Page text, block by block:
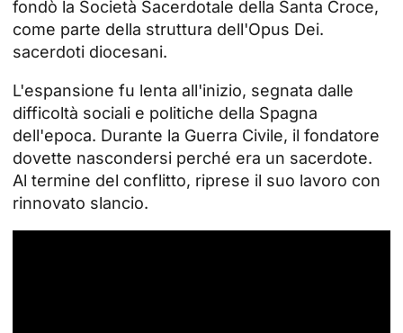
fondò la Società Sacerdotale della Santa Croce,
come parte della struttura dell'Opus Dei.
sacerdoti diocesani.
L'espansione fu lenta all'inizio, segnata dalle
difficoltà sociali e politiche della Spagna
dell'epoca. Durante la Guerra Civile, il fondatore
dovette nascondersi perché era un sacerdote.
Al termine del conflitto, riprese il suo lavoro con
rinnovato slancio.